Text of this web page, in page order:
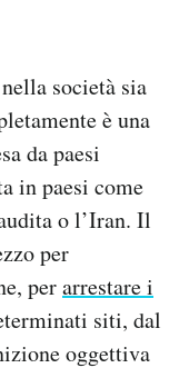
società sia
è una
da paesi
in paesi come
o l’Iran. Il
per
perarrestare i
siti, dal
oggettiva